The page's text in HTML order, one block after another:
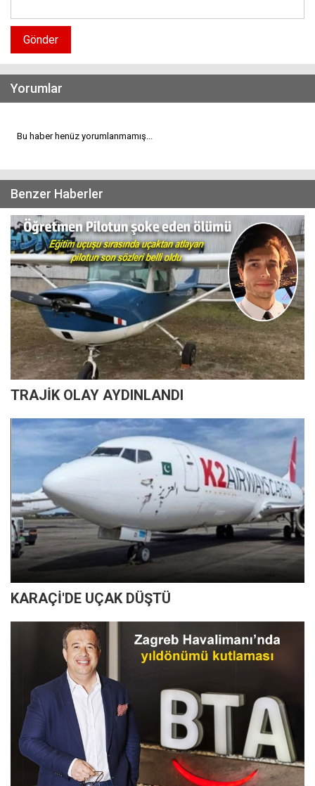
Gönder
Yorumlar
Bu haber henüz yorumlanmamış...
Benzer Haberler
TRAJİK OLAY AYDINLANDI
KARAÇİ'DE UÇAK DÜŞTÜ